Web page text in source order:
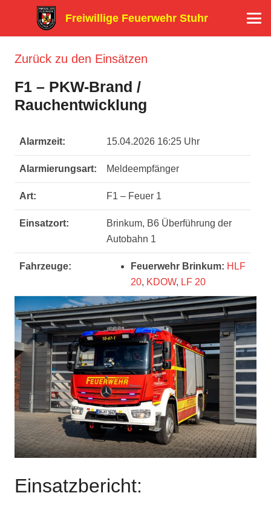
Freiwillige Feuerwehr Stuhr
Zurück zu den Einsätzen
F1 – PKW-Brand /
Rauchentwicklung
Alarmzeit: 15.04.2026 16:25 Uhr
Alarmierungsart: Meldeempfänger
Art: F1 – Feuer 1
Einsatzort:
Brinkum, B6 Überführung der
Autobahn 1
Fahrzeuge: Feuerwehr Brinkum: HLF
20, KDOW, LF 20
Einsatzbericht: